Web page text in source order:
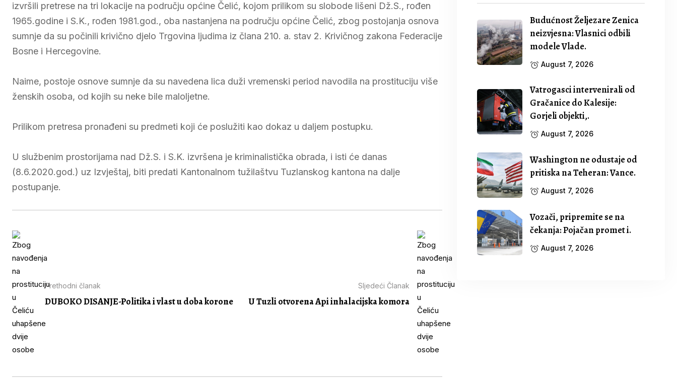
izvršili pretrese na tri lokacije na području općine Čelić, kojom prilikom su slobode lišeni Dž.S., rođen
1965.godine i S.K., rođen 1981.god., oba nastanjena na području općine Čelić, zbog postojanja osnova
sumnje da su počinili krivično djelo Trgovina ljudima iz člana 210. a. stav 2. Krivičnog zakona Federacije
Bosne i Hercegovine.
Naime, postoje osnove sumnje da su navedena lica duži vremenski period navodila na prostituciju više
ženskih osoba, od kojih su neke bile maloljetne.
Prilikom pretresa pronađeni su predmeti koji će poslužiti kao dokaz u daljem postupku.
U službenim prostorijama nad Dž.S. i S.K. izvršena je kriminalistička obrada, i isti će danas
(8.6.2020.god.) uz Izvještaj, biti predati Kantonalnom tužilaštvu Tuzlanskog kantona na dalje
postupanje.
Prethodni članak
DUBOKO DISANJE-Politika i vlast u doba korone
Sljedeći Članak
U Tuzli otvorena Api inhalacijska komora
Budućnost Željezare Zenica
neizvjesna: Vlasnici odbili
modele Vlade.
August 7, 2026
Vatrogasci intervenirali od
Gračanice do Kalesije:
Gorjeli objekti,.
August 7, 2026
Washington ne odustaje od
pritiska na Teheran: Vance.
August 7, 2026
Vozači, pripremite se na
čekanja: Pojačan promet i.
August 7, 2026